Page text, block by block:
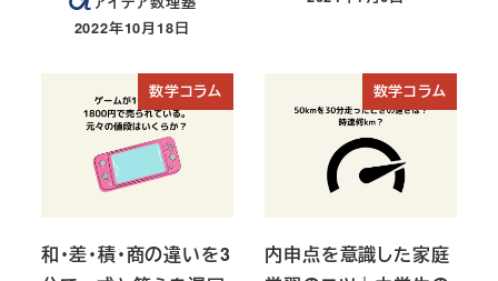
投稿日
2022年10月18日
投稿日
数学コラム
和・差・積・商の違いを3
数学コラム
内申点を意識した家庭